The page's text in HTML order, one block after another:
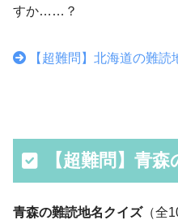
すか……？
【超難問】北海道の難読
【超難問】青
青森の難読地名クイズ（全